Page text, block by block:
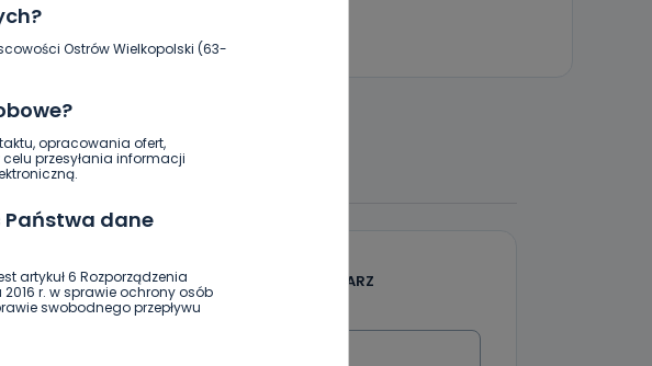
Ostrów Wielkopolski (63-
opracowania ofert,
przesyłania informacji
dane
artykuł 6 Rozporządzenia
r. w sprawie ochrony osób
swobodnego przepływu
DOŁĄCZ DO DYSKUSJI
DODAJ SWÓJ KOMENTARZ